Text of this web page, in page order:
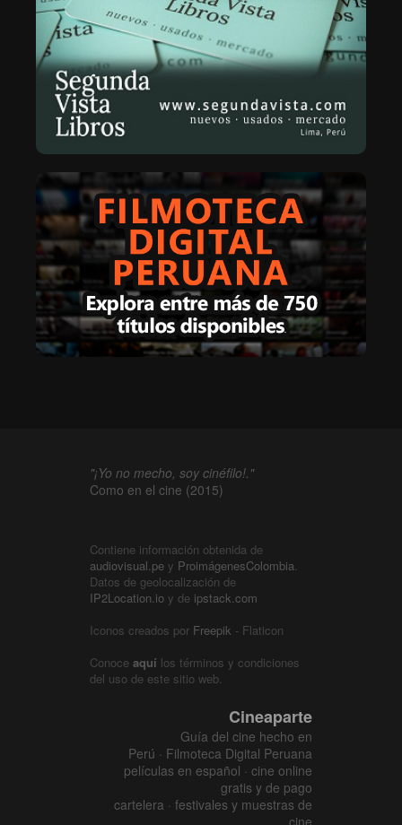
"¡Yo no mecho, soy cinéfilo!."
Como en el cine (2015)
Contiene información obtenida de
audiovisual.pe y ProimágenesColombia.
Datos de geolocalización de
IP2Location.io y de ipstack.com
Iconos creados por Freepik - Flaticon
Conoce aquí los términos y condiciones
del uso de este sitio web.
Cineaparte
Guía del cine hecho en
Perú · Filmoteca Digital Peruana
películas en español · cine online
gratis y de pago
cartelera · festivales y muestras de